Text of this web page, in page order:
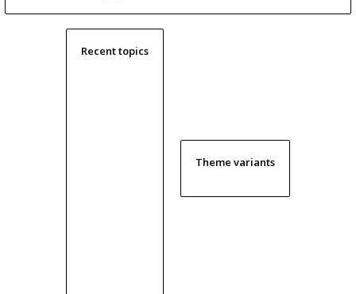
Recent topics
Theme variants